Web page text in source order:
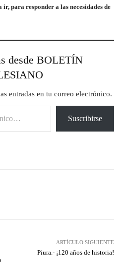
para responder a las necesidades de
desde BOLETÍN
entradas en tu correo electrónico.
Suscribirse
ARTÍCULO SIGUIENTE
Piura.- ¡120 años de historia!